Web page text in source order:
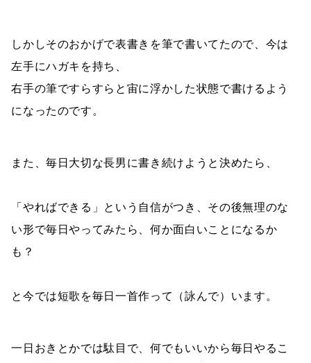
しかしそのおかげで表書きを筆で書いてたので、今は
左手にハガキを持ち、
右手の筆ですらすらと宙に浮かした状態で書けるよう
になったのです。
また、毎日大切な長男に書き続けようと決めたら、
「やればできる」という自信がつき、その後無理のな
い形で毎日やってみたら、何か面白いことになるか
も？
と今では短歌を毎日一首作って（詠んで）います。
一日おきとかでは駄目で、何でもいいから毎日やるこ